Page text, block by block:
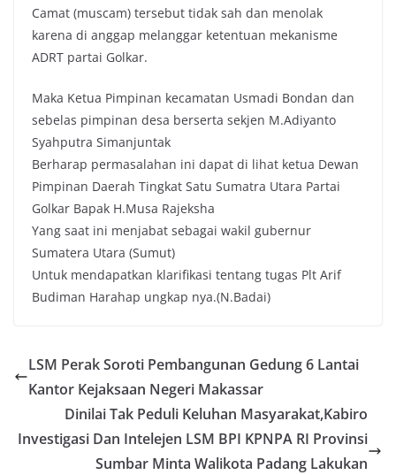
Camat (muscam) tersebut tidak sah dan menolak
karena di anggap melanggar ketentuan mekanisme
ADRT partai Golkar.
Maka Ketua Pimpinan kecamatan Usmadi Bondan dan
sebelas pimpinan desa berserta sekjen M.Adiyanto
Syahputra Simanjuntak
Berharap permasalahan ini dapat di lihat ketua Dewan
Pimpinan Daerah Tingkat Satu Sumatra Utara Partai
Golkar Bapak H.Musa Rajeksha
Yang saat ini menjabat sebagai wakil gubernur
Sumatera Utara (Sumut)
Untuk mendapatkan klarifikasi tentang tugas Plt Arif
Budiman Harahap ungkap nya.(N.Badai)
LSM Perak Soroti Pembangunan Gedung 6 Lantai
Kantor Kejaksaan Negeri Makassar
Dinilai Tak Peduli Keluhan Masyarakat,Kabiro
Investigasi Dan Intelejen LSM BPI KPNPA RI Provinsi
Sumbar Minta Walikota Padang Lakukan